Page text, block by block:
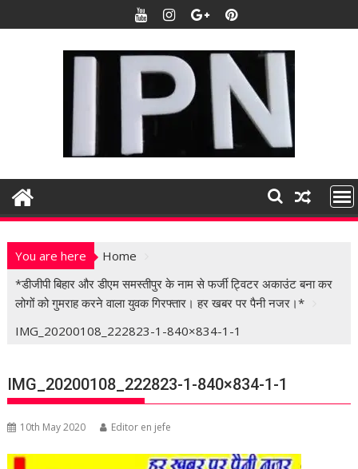
k
t
n
You are here
Home
*डीजीपी बिहार और डीएम समस्तीपुर के नाम से फर्जी ट्विटर अकाउंट बना कर
लोगों को गुमराह करने वाला युवक गिरफ्तार। हर खबर पर पैनी नजर।*
IMG_20200108_222823-1-840×834-1-1
IMG_20200108_222823-1-840×834-1-1
10th May 2020 Editor en jefe